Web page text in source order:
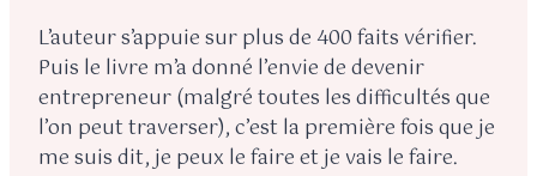
L’auteur s’appuie sur plus de 400 faits vérifier.
Puis le livre m’a donné l’envie de devenir
entrepreneur (malgré toutes les difficultés que
l’on peut traverser), c’est la première fois que je
me suis dit, je peux le faire et je vais le faire.